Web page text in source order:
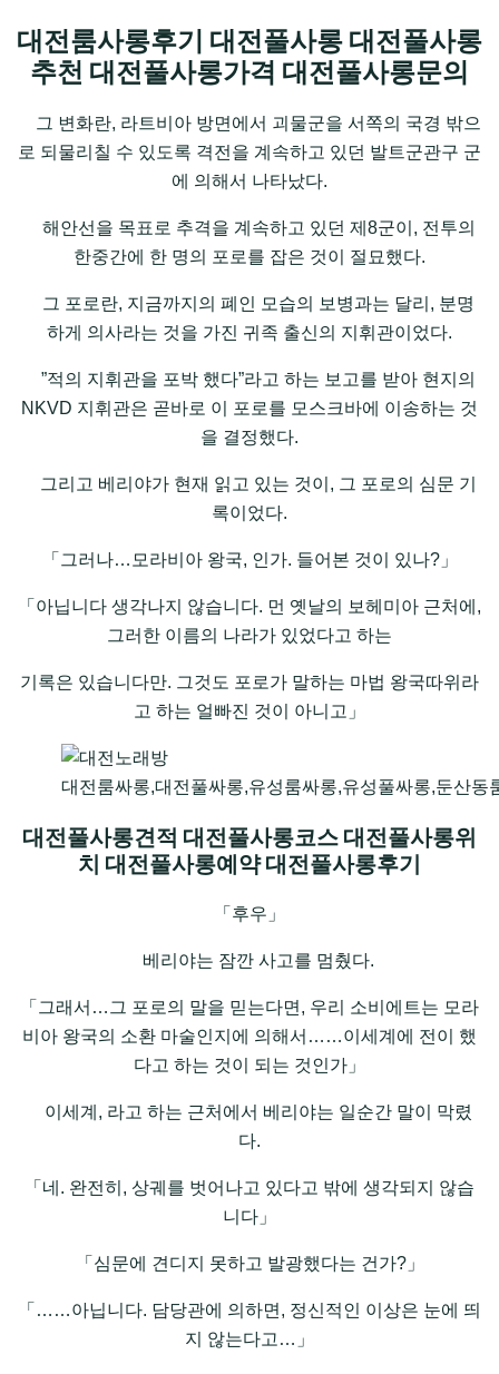
대전룸사롱후기 대전풀사롱 대전풀사롱
추천 대전풀사롱가격 대전풀사롱문의
그 변화란, 라트비아 방면에서 괴물군을 서쪽의 국경 밖으
로 되물리칠 수 있도록 격전을 계속하고 있던 발트군관구 군
에 의해서 나타났다.
해안선을 목표로 추격을 계속하고 있던 제8군이, 전투의
한중간에 한 명의 포로를 잡은 것이 절묘했다.
그 포로란, 지금까지의 폐인 모습의 보병과는 달리, 분명
하게 의사라는 것을 가진 귀족 출신의 지휘관이었다.
”적의 지휘관을 포박 했다”라고 하는 보고를 받아 현지의
NKVD 지휘관은 곧바로 이 포로를 모스크바에 이송하는 것
을 결정했다.
그리고 베리야가 현재 읽고 있는 것이, 그 포로의 심문 기
록이었다.
「그러나…모라비아 왕국, 인가. 들어본 것이 있나?」
「아닙니다 생각나지 않습니다. 먼 옛날의 보헤미아 근처에,
그러한 이름의 나라가 있었다고 하는
기록은 있습니다만. 그것도 포로가 말하는 마법 왕국따위라
고 하는 얼빠진 것이 아니고」
대전룸싸롱,대전풀싸롱,유성룸싸롱,유성풀싸롱,둔산
대전풀사롱견적 대전풀사롱코스 대전풀사롱위
치 대전풀사롱예약 대전풀사롱후기
「후우」
베리야는 잠깐 사고를 멈췄다.
「그래서…그 포로의 말을 믿는다면, 우리 소비에트는 모라
비아 왕국의 소환 마술인지에 의해서……이세계에 전이 했
다고 하는 것이 되는 것인가」
이세계, 라고 하는 근처에서 베리야는 일순간 말이 막렸
다.
「네. 완전히, 상궤를 벗어나고 있다고 밖에 생각되지 않습
니다」
「심문에 견디지 못하고 발광했다는 건가?」
「……아닙니다. 담당관에 의하면, 정신적인 이상은 눈에 띄
지 않는다고…」